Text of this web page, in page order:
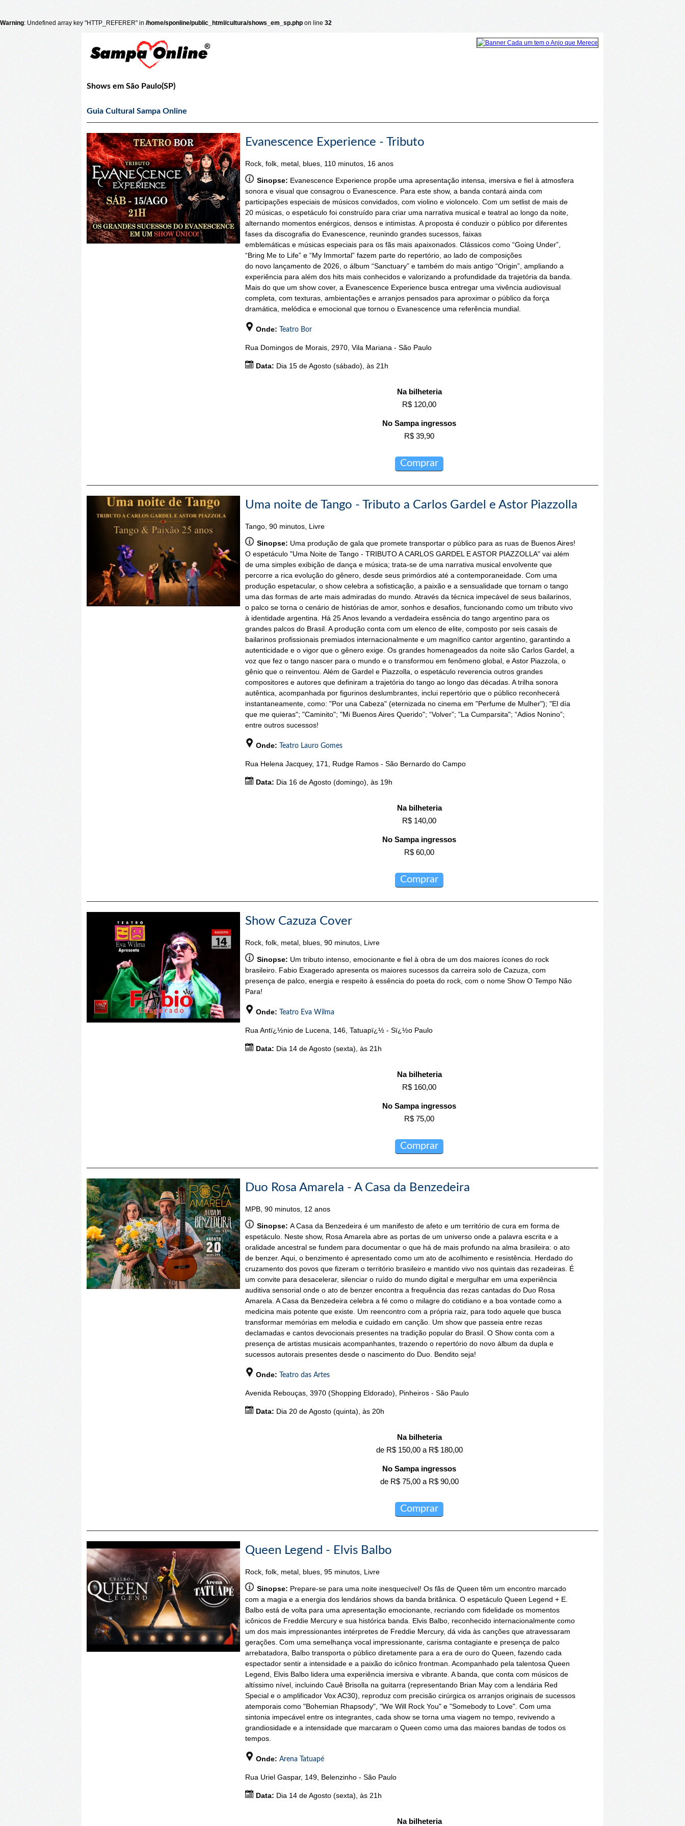
Warning: Undefined array key "HTTP_REFERER" in /home/sponline/public_html/cultura/shows_em_sp.php on line 32
Shows em São Paulo(SP)
Guia Cultural Sampa Online
Evanescence Experience - Tributo
Rock, folk, metal, blues, 110 minutos, 16 anos
Sinopse: Evanescence Experience propõe uma apresentação intensa, imersiva e fiel à atmosfera
sonora e visual que consagrou o Evanescence. Para este show, a banda contará ainda com
participações especiais de músicos convidados, com violino e violoncelo. Com um setlist de mais de
20 músicas, o espetáculo foi construído para criar uma narrativa musical e teatral ao longo da noite,
alternando momentos enérgicos, densos e intimistas. A proposta é conduzir o público por diferentes
fases da discografia do Evanescence, reunindo grandes sucessos, faixas
emblemáticas e músicas especiais para os fãs mais apaixonados. Clássicos como “Going Under”,
“Bring Me to Life” e “My Immortal” fazem parte do repertório, ao lado de composições
do novo lançamento de 2026, o álbum “Sanctuary” e também do mais antigo “Origin”, ampliando a
experiência para além dos hits mais conhecidos e valorizando a profundidade da trajetória da banda.
Mais do que um show cover, a Evanescence Experience busca entregar uma vivência audiovisual
completa, com texturas, ambientações e arranjos pensados para aproximar o público da força
dramática, melódica e emocional que tornou o Evanescence uma referência mundial.
Onde: Teatro Bor
Rua Domingos de Morais, 2970, Vila Mariana - São Paulo
Data: Dia 15 de Agosto (sábado), às 21h
Na bilheteria
R$ 120,00
No Sampa ingressos
R$ 39,90
Comprar
Uma noite de Tango - Tributo a Carlos Gardel e Astor Piazzolla
Tango, 90 minutos, Livre
Sinopse: Uma produção de gala que promete transportar o público para as ruas de Buenos Aires!
O espetáculo "Uma Noite de Tango - TRIBUTO A CARLOS GARDEL E ASTOR PIAZZOLLA" vai além
de uma simples exibição de dança e música; trata-se de uma narrativa musical envolvente que
percorre a rica evolução do gênero, desde seus primórdios até a contemporaneidade. Com uma
produção espetacular, o show celebra a sofisticação, a paixão e a sensualidade que tornam o tango
uma das formas de arte mais admiradas do mundo. Através da técnica impecável de seus bailarinos,
o palco se torna o cenário de histórias de amor, sonhos e desafios, funcionando como um tributo vivo
à identidade argentina. Há 25 Anos levando a verdadeira essência do tango argentino para os
grandes palcos do Brasil. A produção conta com um elenco de elite, composto por seis casais de
bailarinos profissionais premiados internacionalmente e um magnífico cantor argentino, garantindo a
autenticidade e o vigor que o gênero exige. Os grandes homenageados da noite são Carlos Gardel, a
voz que fez o tango nascer para o mundo e o transformou em fenômeno global, e Astor Piazzola, o
gênio que o reinventou. Além de Gardel e Piazzolla, o espetáculo reverencia outros grandes
compositores e autores que definiram a trajetória do tango ao longo das décadas. A trilha sonora
autêntica, acompanhada por figurinos deslumbrantes, inclui repertório que o público reconhecerá
instantaneamente, como: "Por una Cabeza" (eternizada no cinema em "Perfume de Mulher"); "El día
que me quieras"; "Caminito"; "Mi Buenos Aires Querido"; “Volver”; "La Cumparsita"; “Adios Nonino”;
entre outros sucessos!
Onde: Teatro Lauro Gomes
Rua Helena Jacquey, 171, Rudge Ramos - São Bernardo do Campo
Data: Dia 16 de Agosto (domingo), às 19h
Na bilheteria
R$ 140,00
No Sampa ingressos
R$ 60,00
Comprar
Show Cazuza Cover
Rock, folk, metal, blues, 90 minutos, Livre
Sinopse: Um tributo intenso, emocionante e fiel à obra de um dos maiores ícones do rock
brasileiro. Fabio Exagerado apresenta os maiores sucessos da carreira solo de Cazuza, com
presença de palco, energia e respeito à essência do poeta do rock, com o nome Show O Tempo Não
Para!
Onde: Teatro Eva Wilma
Rua Antï¿½nio de Lucena, 146, Tatuapï¿½ - Sï¿½o Paulo
Data: Dia 14 de Agosto (sexta), às 21h
Na bilheteria
R$ 160,00
No Sampa ingressos
R$ 75,00
Comprar
Duo Rosa Amarela - A Casa da Benzedeira
MPB, 90 minutos, 12 anos
Sinopse:A Casa da Benzedeira é um manifesto de afeto e um território de cura em forma de
espetáculo. Neste show, Rosa Amarela abre as portas de um universo onde a palavra escrita e a
oralidade ancestral se fundem para documentar o que há de mais profundo na alma brasileira: o ato
de benzer. Aqui, o benzimento é apresentado como um ato de acolhimento e resistência. Herdado do
cruzamento dos povos que fizeram o território brasileiro e mantido vivo nos quintais das rezadeiras. É
um convite para desacelerar, silenciar o ruído do mundo digital e mergulhar em uma experiência
auditiva sensorial onde o ato de benzer encontra a frequência das rezas cantadas do Duo Rosa
Amarela. A Casa da Benzedeira celebra a fé como o milagre do cotidiano e a boa vontade como a
medicina mais potente que existe. Um reencontro com a própria raiz, para todo aquele que busca
transformar memórias em melodia e cuidado em canção. Um show que passeia entre rezas
declamadas e cantos devocionais presentes na tradição popular do Brasil. O Show conta com a
presença de artistas musicais acompanhantes, trazendo o repertório do novo álbum da dupla e
sucessos autorais presentes desde o nascimento do Duo. Bendito seja!
Onde: Teatro das Artes
Avenida Rebouças, 3970 (Shopping Eldorado), Pinheiros - São Paulo
Data: Dia 20 de Agosto (quinta), às 20h
Na bilheteria
de R$ 150,00 a R$ 180,00
No Sampa ingressos
de R$ 75,00 a R$ 90,00
Comprar
Queen Legend - Elvis Balbo
Rock, folk, metal, blues, 95 minutos, Livre
Sinopse: Prepare-se para uma noite inesquecível! Os fãs de Queen têm um encontro marcado
com a magia e a energia dos lendários shows da banda britânica. O espetáculo Queen Legend + E.
Balbo está de volta para uma apresentação emocionante, recriando com fidelidade os momentos
icônicos de Freddie Mercury e sua histórica banda. Elvis Balbo, reconhecido internacionalmente como
um dos mais impressionantes intérpretes de Freddie Mercury, dá vida às canções que atravessaram
gerações. Com uma semelhança vocal impressionante, carisma contagiante e presença de palco
arrebatadora, Balbo transporta o público diretamente para a era de ouro do Queen, fazendo cada
espectador sentir a intensidade e a paixão do icônico frontman. Acompanhado pela talentosa Queen
Legend, Elvis Balbo lidera uma experiência imersiva e vibrante. A banda, que conta com músicos de
altíssimo nível, incluindo Cauê Brisolla na guitarra (representando Brian May com a lendária Red
Special e o amplificador Vox AC30), reproduz com precisão cirúrgica os arranjos originais de sucessos
atemporais como "Bohemian Rhapsody", "We Will Rock You" e "Somebody to Love". Com uma
sintonia impecável entre os integrantes, cada show se torna uma viagem no tempo, revivendo a
grandiosidade e a intensidade que marcaram o Queen como uma das maiores bandas de todos os
tempos.
Onde:Arena Tatuapé
Rua Uriel Gaspar, 149, Belenzinho - São Paulo
Data: Dia 14 de Agosto (sexta), às 21h
Na bilheteria